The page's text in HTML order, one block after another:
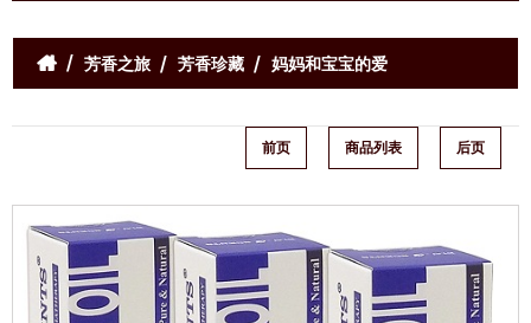
芳香之旅 芳香珍藏 妈妈和宝宝的爱
前页 商品列表 后页